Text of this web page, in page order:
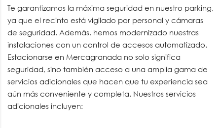
Te garantizamos la máxima seguridad en nuestro parking,
ya que el recinto está vigilado por personal y cámaras
de seguridad. Además, hemos modernizado nuestras
instalaciones con un control de accesos automatizado.
Estacionarse en Mercagranada no solo significa
seguridad, sino también acceso a una amplia gama de
servicios adicionales que hacen que tu experiencia sea
aún más conveniente y completa. Nuestros servicios
adicionales incluyen: